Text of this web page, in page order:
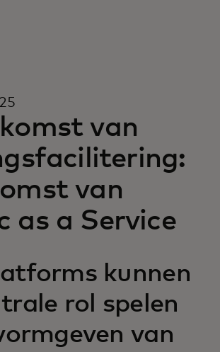
trends
van
van
as a Service
kunnen
rol spelen
van